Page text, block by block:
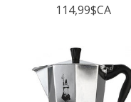
114,99$CA